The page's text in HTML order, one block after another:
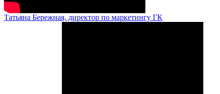
Татьяна Бережная, директор по маркетингу ГК